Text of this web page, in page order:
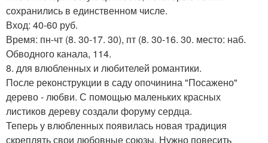
сохранились в единственном числе.
Вход: 40-60 руб.
Время: пн-чт (8. 30-17. 30), пт (8. 30-16. 30. место: наб.
Обводного канала, 114.
8. для влюбленных и любителей романтики.
После реконструкции в саду опочинина "Посажено"
дерево - любви. С помощью маленьких красных
листиков дереву создали форуму сердца.
Теперь у влюбленных появилась новая традиция
скреплять свои любовные союзы. Нужно повесить